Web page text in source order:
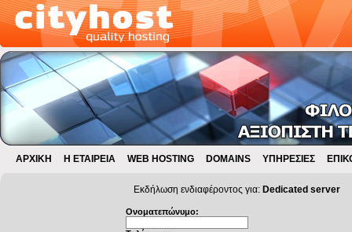
ΑΡΧΙΚΗ Η ΕΤΑΙΡΕΙΑ WEB HOSTING DOMAINS ΥΠΗΡΕΣΙΕΣ
Εκδήλωση ενδιαφέροντος για: Dedicated server
Ονοματεπώνυμο: